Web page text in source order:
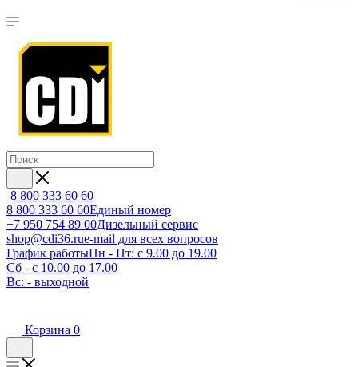
8 800 333 60 60
8 800 333 60 60Единый номер
+7 950 754 89 00Дизельный сервис
shop@cdi36.rue-mail для всех вопросов
График работыПн - Пт: с 9.00 до 19.00
Сб - с 10.00 до 17.00
Вс: - выходной
Корзина 0